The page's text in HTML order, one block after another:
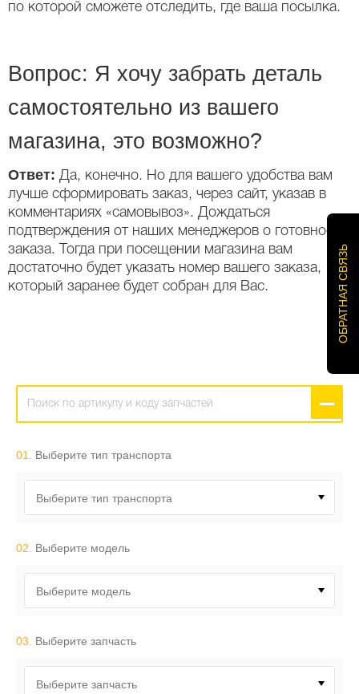
по которой сможете отследить, где ваша посылка.
Вопрос: Я хочу забрать деталь
самостоятельно из вашего
магазина, это возможно?
Ответ: Да, конечно. Но для вашего удобства вам
лучше сформировать заказ, через сайт, указав в
комментариях «самовывоз». Дождаться
подтверждения от наших менеджеров о готовности
заказа. Тогда при посещении магазина вам
достаточно будет указать номер вашего заказа,
который заранее будет собран для Вас.
01. Выберите тип транспорта
Выберите тип транспорта
02. Выберите модель
Выберите модель
03. Выберите запчасть
Выберите запчасть
ОБРАТНАЯ СВЯЗЬ